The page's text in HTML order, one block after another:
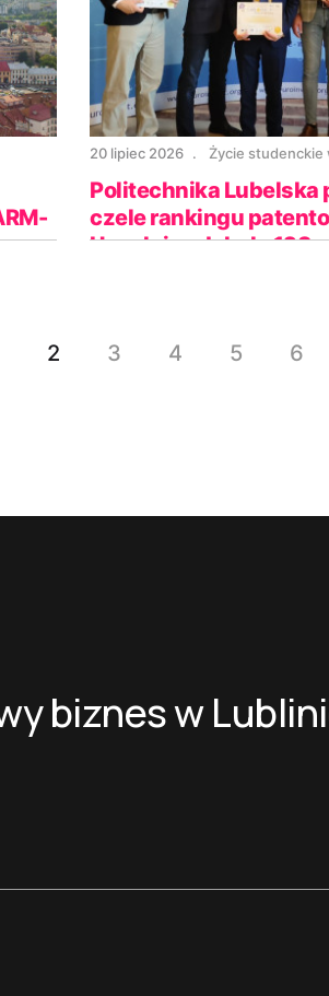
20 lipiec 2026 Życie studenckie
Politechnika Lubelska
czele rankingu
Uczelnia zdobyła 128
2 3 4 5 6
biznes w